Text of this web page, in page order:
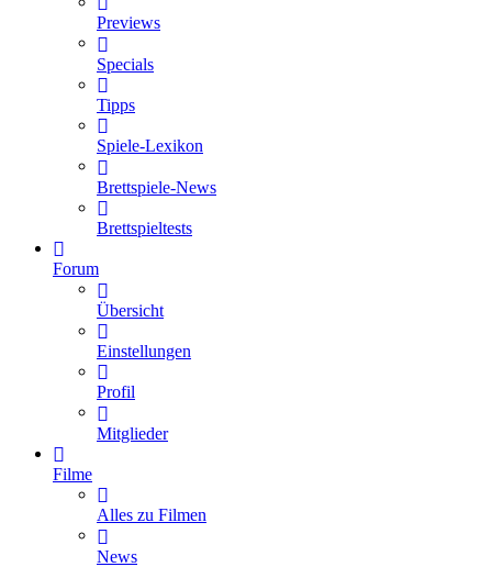
Previews
Specials
Tipps
Spiele-Lexikon
Brettspiele-News
Brettspieltests
Forum
Übersicht
Einstellungen
Profil
Mitglieder
Filme
Alles zu Filmen
News